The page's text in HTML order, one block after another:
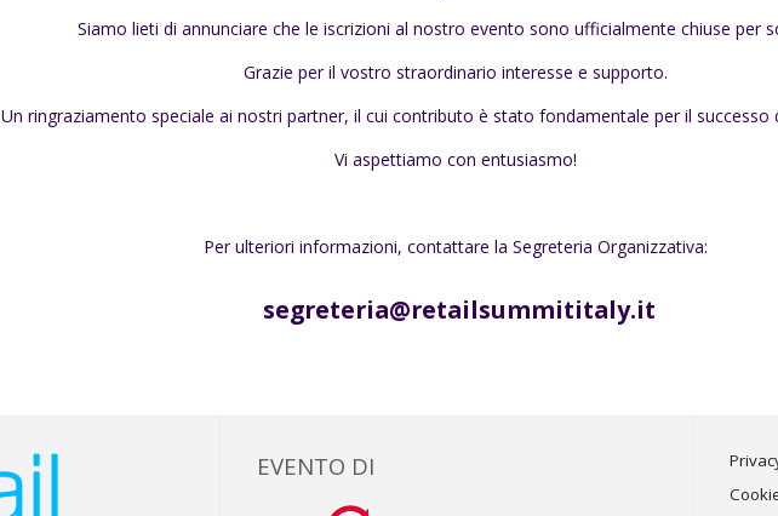
Siamo lieti di annunciare che le iscrizioni al nostro evento sono ufficialmente chiuse per
Grazie per il vostro straordinario interesse e supporto.
Un ringraziamento speciale ai nostri partner, il cui contributo è stato fondamentale per il successo
Vi aspettiamo con entusiasmo!
Per ulteriori informazioni, contattare la Segreteria Organizzativa:
segreteria@retailsummititaly.it
EVENTO DI